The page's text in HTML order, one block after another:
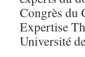
Congrès du
Expertise
Université